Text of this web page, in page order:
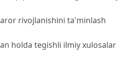
rivojlanishini ta'minlash
holda tegishli ilmiy xulosalar